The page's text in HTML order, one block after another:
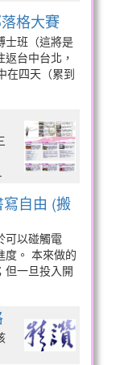
格大賽
士班（這將是
台中台北，
在四天（累到
自由 (搬
可以碰觸電
度。 本來做的
但一旦投入開